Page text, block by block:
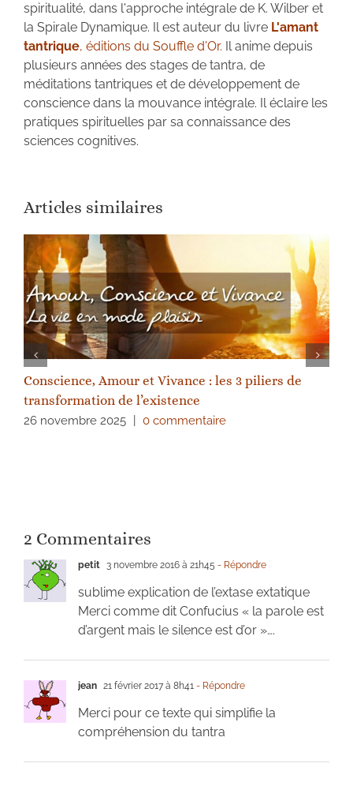
spiritualité, dans l'approche intégrale de K. Wilber et
la Spirale Dynamique. Il est auteur du livre L'amant
tantrique, éditions du Souffle d'Or. Il anime depuis
plusieurs années des stages de tantra, de
méditations tantriques et de développement de
conscience dans la mouvance intégrale. Il éclaire les
pratiques spirituelles par sa connaissance des
sciences cognitives.
Articles similaires
Conscience, Amour et Vivance : les 3 piliers de
transformation de l’existence
26 novembre 2025 0 commentaire
2 Commentaires
petit 3 novembre 2016 à 21h45 - Répondre
sublime explication de l’extase extatique
Merci comme dit Confucius « la parole est
d’argent mais le silence est d’or »….
jean 21 février 2017 à 8h41 - Répondre
Merci pour ce texte qui simplifie la
compréhension du tantra